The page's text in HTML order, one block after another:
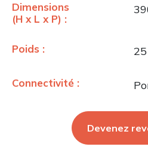
Dimensions
(H x L x P) :
Poids :
Connectivité :
Devenez